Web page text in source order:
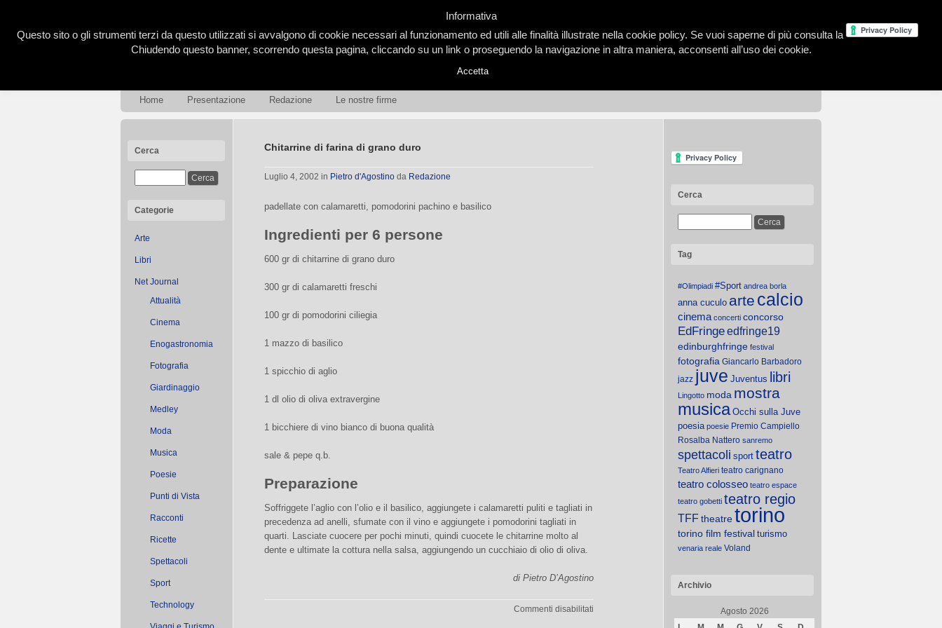
Home Presentazione Redazione Le nostre firme
Cerca
Categorie
Arte
Libri
Net Journal
Attualità
Cinema
Enogastronomia
Fotografia
Giardinaggio
Medley
Moda
Musica
Poesie
Punti di Vista
Racconti
Ricette
Spettacoli
Sport
Technology
Chitarrine di farina di grano duro
Luglio 4, 2002 in Pietro d'Agostino da Redazione
padellate con calamaretti, pomodorini pachino e basilico
Ingredienti per 6 persone
600 gr di chitarrine di grano duro
300 gr di calamaretti freschi
100 gr di pomodorini ciliegia
1 mazzo di basilico
1 spicchio di aglio
1 dl olio di oliva extravergine
1 bicchiere di vino bianco di buona qualità
sale & pepe q.b.
Preparazione
Soffriggete l’aglio con l’olio e il basilico, aggiungete i calamaretti puliti e tagliati in
precedenza ad anelli, sfumate con il vino e aggiungete i pomodorini tagliati in
quarti. Lasciate cuocere per pochi minuti, quindi cuocete le chitarrine molto al
dente e ultimate la cottura nella salsa, aggiungendo un cucchiaio di olio di oliva.
di Pietro D’Agostino
Commenti disabilitati
Cerca
Tag
#Olimpiadi #Sport andrea borla
anna cuculo arte calcio
cinema concerti concorso
EdFringeedfringe19
edinburghfringe festival
fotografia Giancarlo Barbadoro
jazz juve Juventus libri
Lingotto moda mostra
musica Occhi sulla Juve
poesia poesie Premio Campiello
Rosalba Nattero sanremo
spettacoli sport teatro
Teatro Alfieri teatro carignano
teatro colosseo teatro espace
teatro gobetti teatro regio
TFFtheatretorino
torino film festival turismo
venaria reale Voland
Archivio
Agosto 2026
Informativa
Questo sito o gli strumenti terzi da questo utilizzati si avvalgono di cookie necessari al funzionamento ed utili alle finalità illustrate nella cookie policy. Se vuoi saperne di più consulta la
Chiudendo questo banner, scorrendo questa pagina, cliccando su un link o proseguendo la navigazione in altra maniera, acconsenti all’uso dei cookie.
Accetta